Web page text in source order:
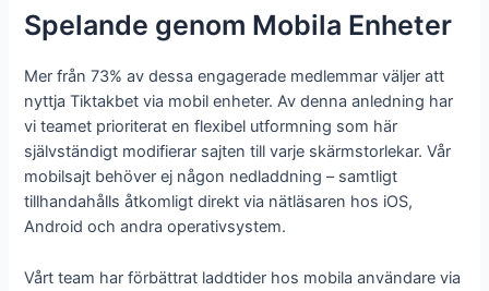
Spelande genom Mobila Enheter
Mer från 73% av dessa engagerade medlemmar väljer att
nyttja Tiktakbet via mobil enheter. Av denna anledning har
vi teamet prioriterat en flexibel utformning som här
självständigt modifierar sajten till varje skärmstorlekar. Vår
mobilsajt behöver ej någon nedladdning – samtligt
tillhandahålls åtkomligt direkt via nätläsaren hos iOS,
Android och andra operativsystem.
Vårt team har förbättrat laddtider hos mobila användare via